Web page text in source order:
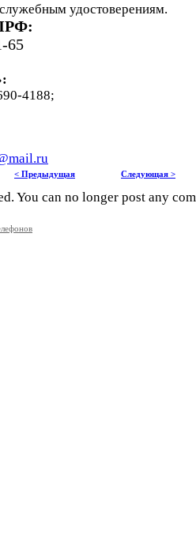
удостоверениям.
65
4188;
< Предыдущая Следующая >
You can no longer post any